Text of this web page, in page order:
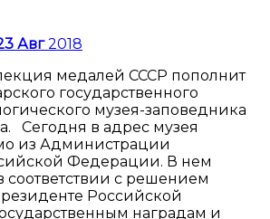
Авг2018
медалей СССР пополнит
государственного
музея-заповедника
Сегодня в адрес музея
из Администрации
Федерации. В нем
соответствии с решением
Российской
наградам и